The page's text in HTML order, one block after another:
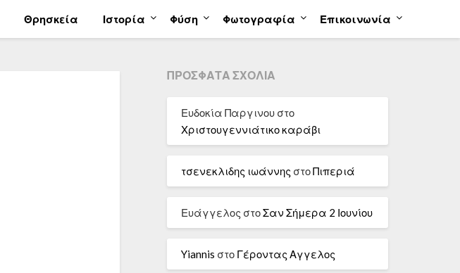
Θρησκεία Ιστορία Φύση Φωτογραφία Επικοινωνία
ΠΡΌΣΦΑΤΑ ΣΧΌΛΙΑ
Ευδοκία Παργινουστο
Χριστουγεννιάτικο καράβι
τσενεκλιδης ιωάννης στοΠιπεριά
Ευάγγελος στοΣαν Σήμερα 2 Ιουνίου
Yiannis στο Γέροντας Αγγελος